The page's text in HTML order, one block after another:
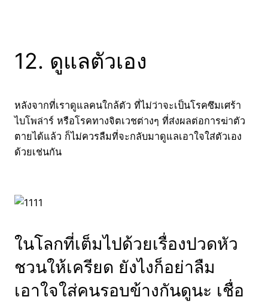
12. ดูแลตัวเอง
หลังจากที่เราดูแลคนใกล้ตัว ที่ไม่ว่าจะเป็นโรคซึมเศร้า
ไบโพล่าร์ หรือโรคทางจิตเวชต่างๆ ที่ส่งผลต่อการฆ่าตัว
ตายได้แล้ว ก็ไม่ควรลืมที่จะกลับมาดูแลเอาใจใส่ตัวเอง
ด้วยเช่นกัน
ในโลกที่เต็มไปด้วยเรื่องปวดหัว
ชวนให้เครียด ยังไงก็อย่าลืม
เอาใจใส่คนรอบข้างกันดูนะ เชื่อ